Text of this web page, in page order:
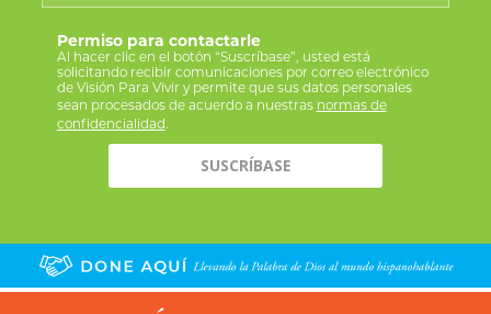
Permiso para contactarle
Al hacer clic en el botón “Suscríbase”, usted está
solicitando recibir comunicaciones por correo electrónico
de Visión Para Vivir y permite que sus datos personales
sean procesados de acuerdo a nuestras normas de
confidencialidad.